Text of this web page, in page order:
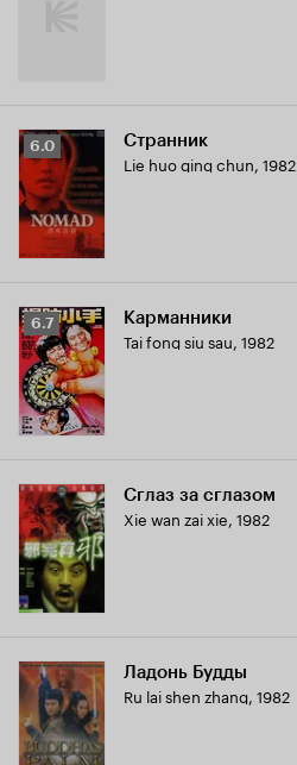
Рейтинг
Кинопоиска
6.0
6.0 Странник
Lie huo qing chun, 1982
Рейтинг
Кинопоиска
6.7
6.7 Карманники
Tai fong siu sau, 1982
Сглаз за сглазом
Xie wan zai xie, 1982
Ладонь Будды
Ru lai shen zhang, 1982